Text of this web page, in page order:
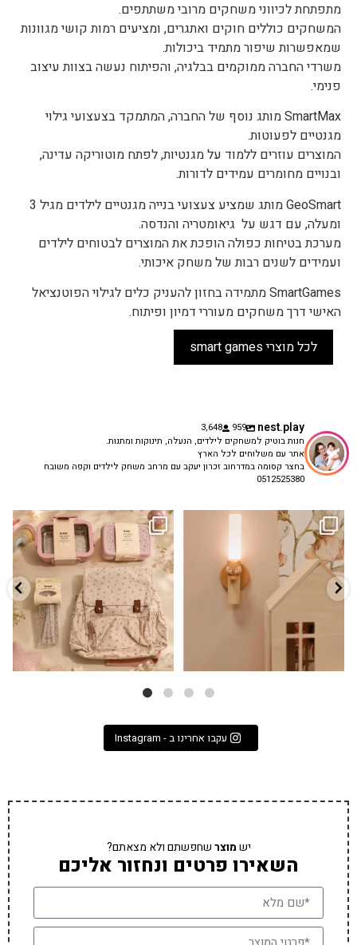
מתפתחת לכיווני משחקים מרובי משתתפים.
המשחקים כוללים חוקים ואתגרים, ומציעים רמות קושי מגוונות
שמאפשרות שיפור מתמיד ביכולות.
משרדי החברה ממוקמים בבלגיה, והפיתוח נעשה בצוות עיצוב
פנימי.
SmartMax מותג נוסף של החברה, המתמקד בצעצועי גילוי
מגנטיים לפעוטות.
המוצרים עוזרים ללמוד על מגנטיות, לפתח מוטוריקה עדינה,
ובנויים מחומרים עמידים לדורות.
GeoSmart מותג שמציע צעצועי בנייה מגנטיים לילדים מגיל 3
ומעלה, עם דגש על גיאומטריה והנדסה.
מערכת בטיחות כפולה הופכת את המוצרים לבטוחים לילדים
ועמידים לשנים רבות של משחק איכותי.
SmartGames מתמידה בחזון להעניק כלים לגילוי הפוטנציאל
האישי דרך משחקים מעוררי דמיון ופיתוח.
לכל מוצרי smart games
nest.play
959
3,648
חנות בוטיק למשחקים לילדים, הנעלה, תינוקות ומתנות.
אתר עם משלוחים לכל הארץ
בחצר קסומה במדרחוב זכרון יעקב עם מרחב משחק לילדים וקפה משובח
0512525380
✨ חוזרים למסגרת בסטייל! ✨
הקולקציה החדשה...
9 4
גם פריט עיצובי לחדר, גם מנורת לילה
...
0
עקבו אחרינו ב - Instagram
ישמוצרשחפשתם ולא מצאתם?
השאירו פרטים ונחזור אליכם